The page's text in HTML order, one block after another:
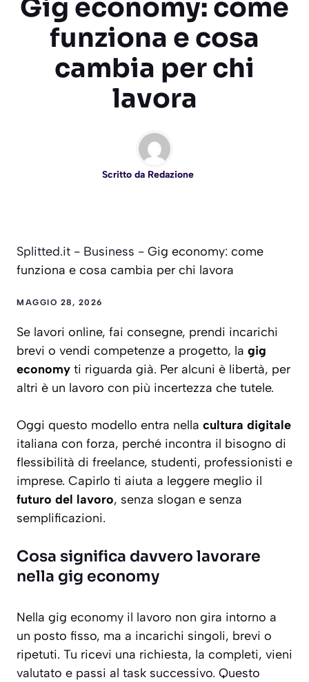
Gig economy: come
funziona e cosa
cambia per chi
lavora
Scritto da Redazione
Splitted.it - Business - Gig economy: come
funziona e cosa cambia per chi lavora
MAGGIO 28, 2026
Se lavori online, fai consegne, prendi incarichi
brevi o vendi competenze a progetto, la gig
economy ti riguarda già. Per alcuni è libertà, per
altri è un lavoro con più incertezza che tutele.
Oggi questo modello entra nella cultura digitale
italiana con forza, perché incontra il bisogno di
flessibilità di freelance, studenti, professionisti e
imprese. Capirlo ti aiuta a leggere meglio il
futuro del lavoro, senza slogan e senza
semplificazioni.
Cosa significa davvero lavorare
nella gig economy
Nella gig economy il lavoro non gira intorno a
un posto fisso, ma a incarichi singoli, brevi o
ripetuti. Tu ricevi una richiesta, la completi, vieni
valutato e passi al task successivo. Questo